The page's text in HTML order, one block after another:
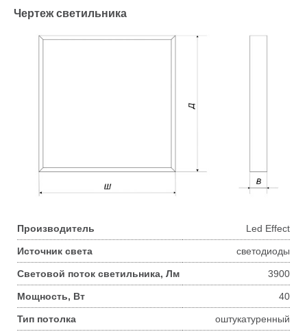
Чертеж светильника
Производитель Led Effect
Источник света светодиоды
Световой поток светильника, Лм 3900
Мощность, Вт 40
Тип потолка оштукатуренный